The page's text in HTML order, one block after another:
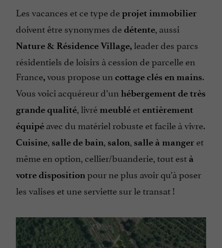
Les vacances et ce type deprojet immobilier
doivent être synonymes dedétente, aussi
Nature & Résidence Village, leader des parcs
résidentiels de loisirs à cession de parcelle en
France,vous propose un cottage clés en mains.
Vous voici acquéreur d’un hébergement de très
grande qualité, livré meublé etentièrement
équipé avec du matériel robuste et facile à vivre.
Cuisine, salle de bain, salon, salle à manger et
même en option, cellier/buanderie, tout est à
votre dispositionpour ne plus avoir qu’à poser
les valises et une serviette sur le transat !